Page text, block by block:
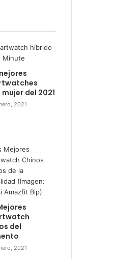
t
e
r
e
e
g
a
del 2021
2021
del
2021